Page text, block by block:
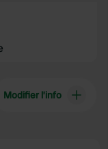
Modifier l’info